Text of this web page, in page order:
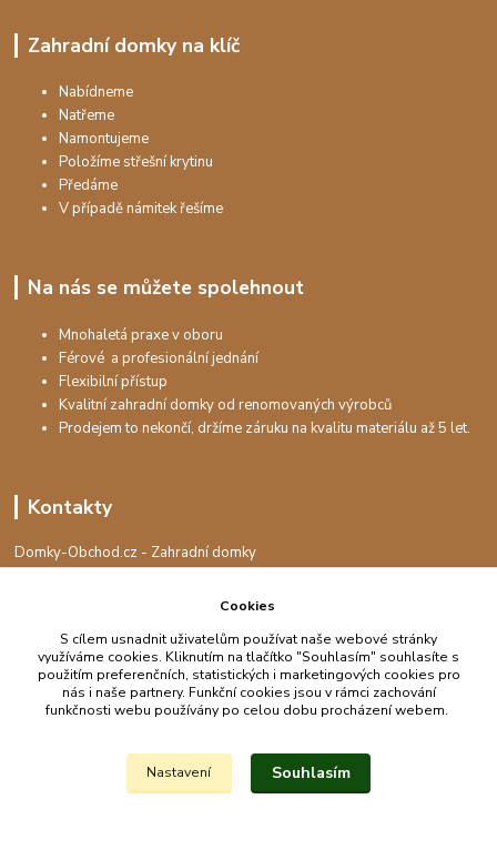
Zahradní domky na klíč
Nabídneme
Natřeme
Namontujeme
Položíme střešní krytinu
Předáme
V případě námitek řešíme
Na nás se můžete spolehnout
Mnohaletá praxe v oboru
Férové a profesionální jednání
Flexibilní přístup
Kvalitní zahradní domky od renomovaných výrobců
Prodejem to nekončí, držíme záruku na kvalitu materiálu až 5 let.
Kontakty
Domky-Obchod.cz - Zahradní domky
+420 730 501 925
info@domky-obchod.cz
Upravit sběr cookies.
Cookies
S cílem usnadnit uživatelům používat naše webové stránky
využíváme cookies. Kliknutím na tlačítko "Souhlasím" souhlasíte s
použitím preferenčních, statistických i marketingových cookies pro
nás i naše partnery. Funkční cookies jsou v rámci zachování
funkčnosti webu používány po celou dobu procházení webem.
Nastavení Souhlasím